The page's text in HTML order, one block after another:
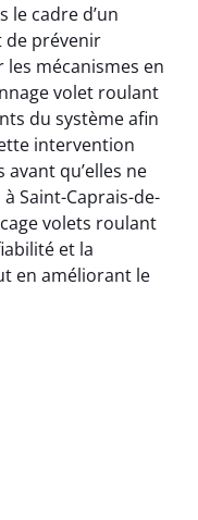
le cadre d’un
de prévenir
mécanismes en
volet roulant
du système afin
intervention
qu’elles ne
Saint-Caprais-de-
volets roulant
et la
en améliorant le